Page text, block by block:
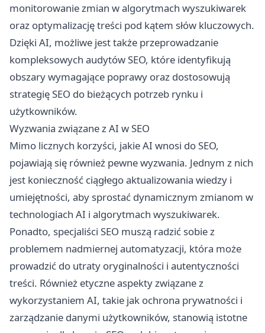
monitorowanie zmian w algorytmach wyszukiwarek
oraz optymalizację treści pod kątem słów kluczowych.
Dzięki AI, możliwe jest także przeprowadzanie
kompleksowych audytów SEO, które identyfikują
obszary wymagające poprawy oraz dostosowują
strategię SEO do bieżących potrzeb rynku i
użytkowników.
Wyzwania związane z AI w SEO
Mimo licznych korzyści, jakie AI wnosi do SEO,
pojawiają się również pewne wyzwania. Jednym z nich
jest konieczność ciągłego aktualizowania wiedzy i
umiejętności, aby sprostać dynamicznym zmianom w
technologiach AI i algorytmach wyszukiwarek.
Ponadto, specjaliści SEO muszą radzić sobie z
problemem nadmiernej automatyzacji, która może
prowadzić do utraty oryginalności i autentyczności
treści. Również etyczne aspekty związane z
wykorzystaniem AI, takie jak ochrona prywatności i
zarządzanie danymi użytkowników, stanowią istotne